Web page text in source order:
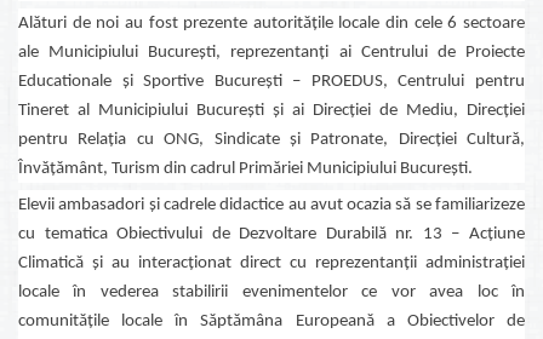
Alături de noi au fost prezente autoritățile locale din cele 6 sectoare
ale Municipiului București, reprezentanți ai Centrului de Proiecte
Educationale și Sportive București – PROEDUS, Centrului pentru
Tineret al Municipiului București și ai Direcției de Mediu, Direcției
pentru Relația cu ONG, Sindicate și Patronate, Direcției Cultură,
Învățământ, Turism din cadrul Primăriei Municipiului București.
Elevii ambasadori și cadrele didactice au avut ocazia să se familiarizeze
cu tematica Obiectivului de Dezvoltare Durabilă nr. 13 – Acțiune
Climatică și au interacționat direct cu reprezentanții administrației
locale în vederea stabilirii evenimentelor ce vor avea loc în
comunitățile locale în Săptămâna Europeană a Obiectivelor de